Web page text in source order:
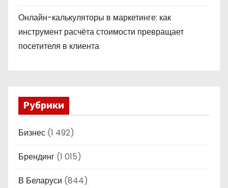
Онлайн-калькуляторы в маркетинге: как
инструмент расчёта стоимости превращает
посетителя в клиента
Рубрики
Бизнес (1 492)
Брендинг (1 015)
В Беларуси (844)